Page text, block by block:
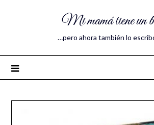
Mi mamá tiene un
…pero ahora también lo